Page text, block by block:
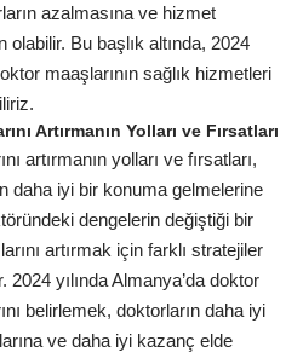
azalmasına ve hizmet
Bu başlık altında, 2024
maaşlarının sağlık hizmetleri
Artırmanın Yolları ve Fırsatları
artırmanın yolları ve fırsatları,
daha iyi bir konuma gelmelerine
dengelerin değiştiği bir
artırmak için farklı stratejiler
2024 yılında Almanya’da doktor
belirlemek, doktorların daha iyi
ve daha iyi kazanç elde